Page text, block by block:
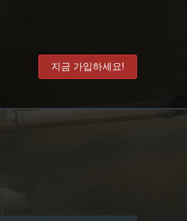
지금 가입하세요!